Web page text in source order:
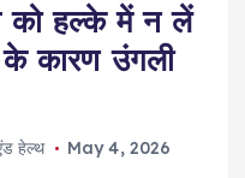
को हल्के में न लें
कारण उंगली
हेल्थ May 4, 2026